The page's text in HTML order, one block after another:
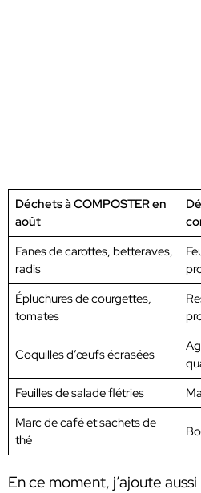
Déchets à COMPOSTER en
août
Fanes de carottes, betteraves,
radis
Épluchures de courgettes,
tomates
Coquilles d’œufs écrasées
Feuilles de salade flétries
Marc de café et sachets de
thé
En ce moment, j’ajoute